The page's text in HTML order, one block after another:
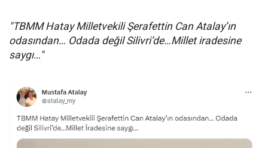
"TBMM Hatay Milletvekili Şerafettin Can Atalay’ın
odasından… Odada değil Silivri’de…Millet iradesine
saygı…"